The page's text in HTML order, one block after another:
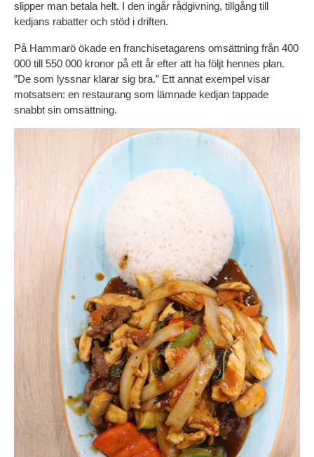
slipper man betala helt. I den ingår rådgivning, tillgång till
kedjans rabatter och stöd i driften.
På Hammarö ökade en franchisetagarens omsättning från 400
000 till 550 000 kronor på ett år efter att ha följt hennes plan.
”De som lyssnar klarar sig bra.” Ett annat exempel visar
motsatsen: en restaurang som lämnade kedjan tappade
snabbt sin omsättning.